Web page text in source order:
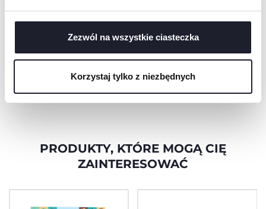
więcej lub wyrazić zgodę tylko na niektóre pliki cookie,
kliknij „Ustawienia”. Zamykając ten baner, wyrażasz
zgodę na używanie wyłącznie technicznych plików
cookie, które są niezbędne dla żądanej usługi.
Zezwól na wszystkie ciasteczka
Korzystaj tylko z niezbędnych
dobrze zarządzanych
lasów z certyfikatem
FSC®. Co więcej,
do recyklingu i jest
certyfikatem FSC®.
PRODUKTY, KTÓRE MOGĄ CIĘ
ZAINTERESOWAĆ